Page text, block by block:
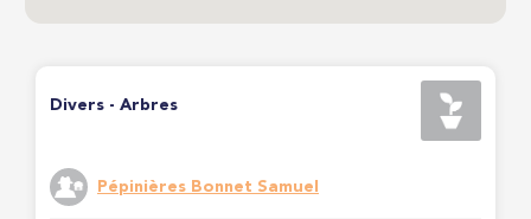
Divers - Arbres
Pépinières Bonnet Samuel